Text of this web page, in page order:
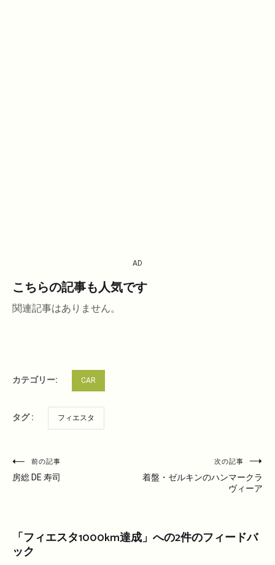
AD
こちらの記事も人気です
関連記事はありません。
カテゴリー: CAR
タグ : フィエスタ
投
稿
ゲ
ー
シ
前の記事
房総 DE 寿司
次の記事
着盤・ゼルキンのハンマークラ
ヴィーア
「フィエスタ1000km達成」への2件のフィードバ
ック